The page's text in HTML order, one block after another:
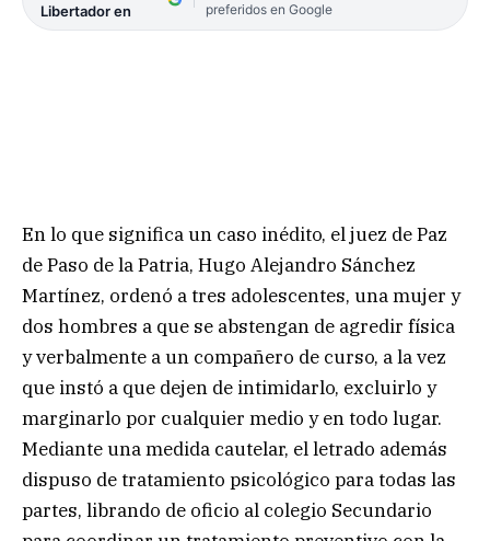
Libertador en
preferidos en Google
En lo que significa un caso inédito, el juez de Paz
de Paso de la Patria, Hugo Alejandro Sánchez
Martínez, ordenó a tres adolescentes, una mujer y
dos hombres a que se abstengan de agredir física
y verbalmente a un compañero de curso, a la vez
que instó a que dejen de intimidarlo, excluirlo y
marginarlo por cualquier medio y en todo lugar.
Mediante una medida cautelar, el letrado además
dispuso de tratamiento psicológico para todas las
partes, librando de oficio al colegio Secundario